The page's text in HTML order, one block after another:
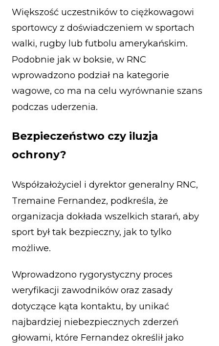
Większość uczestników to ciężkowagowi
sportowcy z doświadczeniem w sportach
walki, rugby lub futbolu amerykańskim.
Podobnie jak w boksie, w RNC
wprowadzono podział na kategorie
wagowe, co ma na celu wyrównanie szans
podczas uderzenia.
Bezpieczeństwo czy iluzja
ochrony?
Współzałożyciel i dyrektor generalny RNC,
Tremaine Fernandez, podkreśla, że
organizacja dokłada wszelkich starań, aby
sport był tak bezpieczny, jak to tylko
możliwe.
Wprowadzono rygorystyczny proces
weryfikacji zawodników oraz zasady
dotyczące kąta kontaktu, by unikać
najbardziej niebezpiecznych zderzeń
głowami, które Fernandez określił jako